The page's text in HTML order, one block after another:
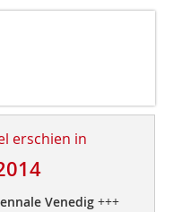
erschien in
Venedig+++